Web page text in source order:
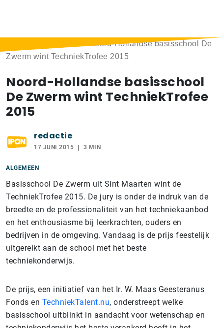
Noord-Hollandse basisschool De
Zwerm wint TechniekTrofee 2015
Noord-Hollandse basisschool
De Zwerm wint TechniekTrofee
2015
redactie
17 JUNI 2015 3 MIN
ALGEMEEN
Basisschool De Zwerm uit Sint Maarten wint de
TechniekTrofee 2015. De jury is onder de indruk van de
breedte en de professionaliteit van het techniekaanbod
en het enthousiasme bij leerkrachten, ouders en
bedrijven in de omgeving. Vandaag is de prijs feestelijk
uitgereikt aan de school met het beste
techniekonderwijs.
De prijs, een initiatief van het Ir. W. Maas Geesteranus
Fonds en TechniekTalent.nu, onderstreept welke
basisschool uitblinkt in aandacht voor wetenschap en